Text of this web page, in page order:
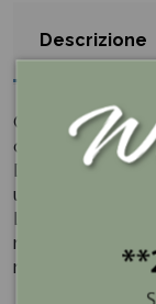
Descrizione
Gli eleganti
cassetto a
Dall'aspetto
utilizzato per
La resistenza,
rende un
ricordi a te più